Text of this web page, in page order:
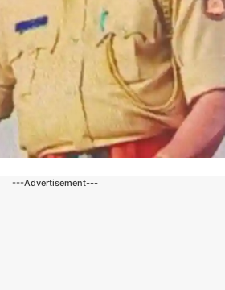
---Advertisement---